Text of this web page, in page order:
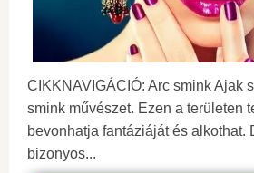
CIKKNAVIGÁCIÓ: Arc smink Ajak
smink művészet. Ezen a területen
bevonhatja fantáziáját és alkothat.
bizonyos...